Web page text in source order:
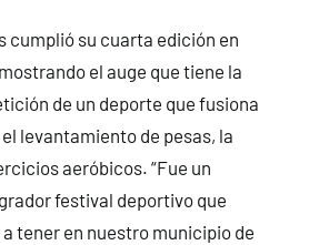
cumplió su cuarta edición en
el auge que tiene la
de un deporte que fusiona
levantamiento de pesas, la
aeróbicos. “Fue un
festival deportivo que
tener en nuestro municipio de